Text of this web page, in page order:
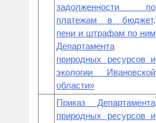
задолженности по
платежам в бюджет,
пени и штрафам по ним
Департамента
природных ресурсов и
экологии Ивановской
области»
Приказ Департамента
природных ресурсов и